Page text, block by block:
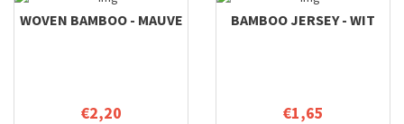
WOVEN BAMBOO - MAUVE
€2,20
BAMBOO JERSEY - WIT
€1,65